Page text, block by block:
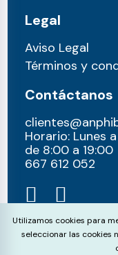
Legal
Aviso Legal
Términos y
Contáctanos
Horario: Lunes
de 8:00 a 19:00
667 612 052​
Cookie
Utilizamos cookies para
seleccionar las cookies